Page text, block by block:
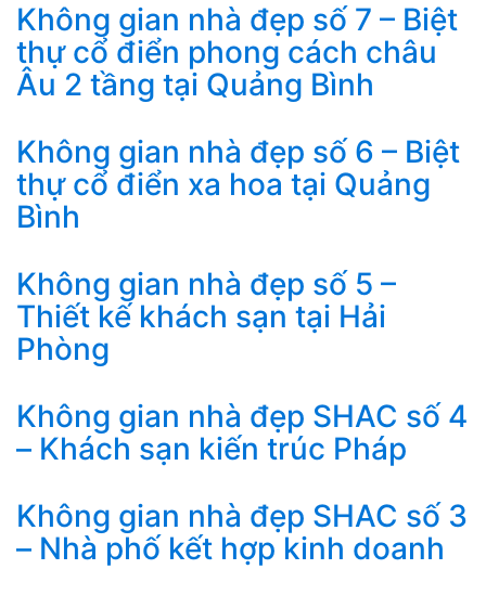
Không gian nhà đẹp số 7 – Biệt
thự cổ điển phong cách châu
Âu 2 tầng tại Quảng Bình
Không gian nhà đẹp số 6 – Biệt
thự cổ điển xa hoa tại Quảng
Bình
Không gian nhà đẹp số 5 –
Thiết kế khách sạn tại Hải
Phòng
Không gian nhà đẹp SHAC số 4
– Khách sạn kiến trúc Pháp
Không gian nhà đẹp SHAC số 3
– Nhà phố kết hợp kinh doanh